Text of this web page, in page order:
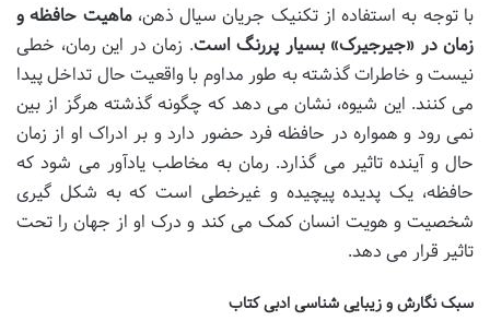
با توجه به استفاده از تکنیک جریان سیال ذهن،ماهیت حافظه و
زمان در «جیرجیرک» بسیار پررنگ است. زمان در این رمان، خطی
نیست و خاطرات گذشته به طور مداوم با واقعیت حال تداخل پیدا
می کنند. این شیوه، نشان می دهد که چگونه گذشته هرگز از بین
نمی رود و همواره در حافظه فرد حضور دارد و بر ادراک او از زمان
حال و آینده تاثیر می گذارد. رمان به مخاطب یادآور می شود که
حافظه، یک پدیده پیچیده و غیرخطی است که به شکل گیری
شخصیت و هویت انسان کمک می کند و درک او از جهان را تحت
تاثیر قرار می دهد.
سبک نگارش و زیبایی شناسی ادبی کتاب